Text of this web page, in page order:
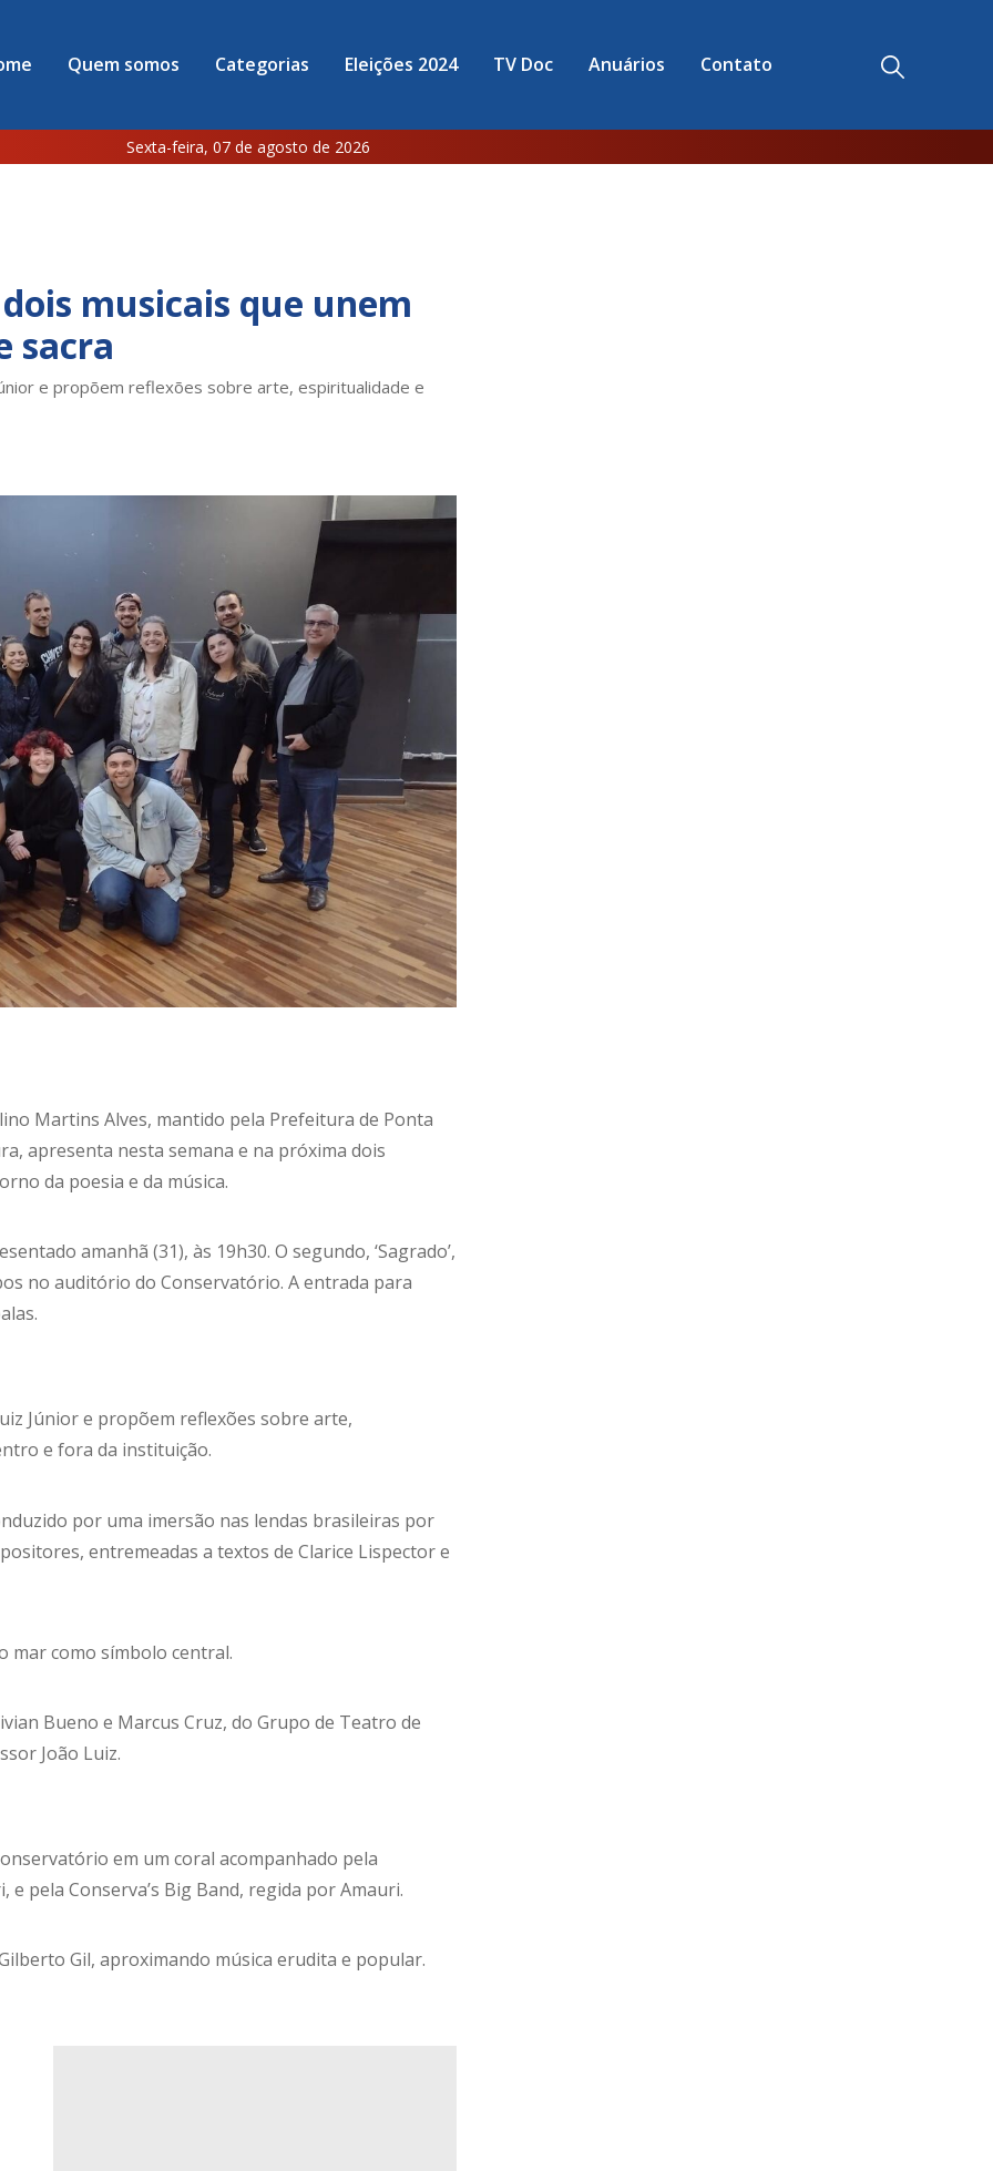
Quem somos Categorias Eleições 2024 TV Doc Anuários Contato
Sexta-feira, 07 de agosto de 2026
musicais que unem
sacra
e propõem reflexões sobre arte, espiritualidade e
Martins Alves, mantido pela Prefeitura de Ponta
apresenta nesta semana e na próxima dois
da poesia e da música.
amanhã (31), às 19h30. O segundo, ‘Sagrado’,
no auditório do Conservatório. A entrada para
Júnior e propõem reflexões sobre arte,
e fora da instituição.
por uma imersão nas lendas brasileiras por
entremeadas a textos de Clarice Lispector e
mar como símbolo central.
Bueno e Marcus Cruz, do Grupo de Teatro de
João Luiz.
em um coral acompanhado pela
pela Conserva’s Big Band, regida por Amauri.
Gil, aproximando música erudita e popular.